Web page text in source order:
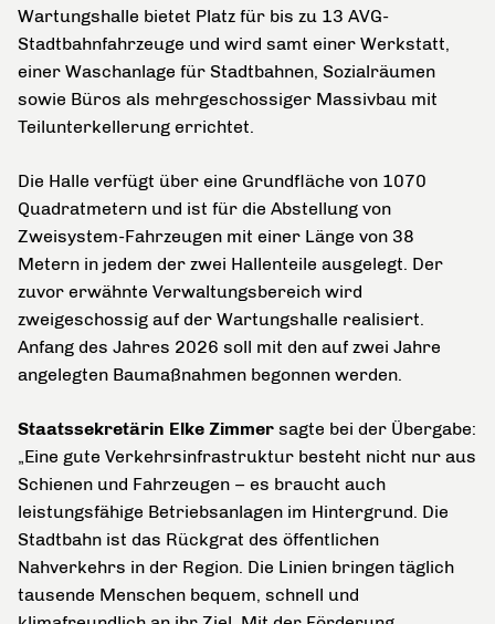
Wartungshalle bietet Platz für bis zu 13 AVG-
Stadtbahnfahrzeuge und wird samt einer Werkstatt,
einer Waschanlage für Stadtbahnen, Sozialräumen
sowie Büros als mehrgeschossiger Massivbau mit
Teilunterkellerung errichtet.
Die Halle verfügt über eine Grundfläche von 1070
Quadratmetern und ist für die Abstellung von
Zweisystem-Fahrzeugen mit einer Länge von 38
Metern in jedem der zwei Hallenteile ausgelegt. Der
zuvor erwähnte Verwaltungsbereich wird
zweigeschossig auf der Wartungshalle realisiert.
Anfang des Jahres 2026 soll mit den auf zwei Jahre
angelegten Baumaßnahmen begonnen werden.
Staatssekretärin Elke Zimmer sagte bei der Übergabe:
„Eine gute Verkehrsinfrastruktur besteht nicht nur aus
Schienen und Fahrzeugen – es braucht auch
leistungsfähige Betriebsanlagen im Hintergrund. Die
Stadtbahn ist das Rückgrat des öffentlichen
Nahverkehrs in der Region. Die Linien bringen täglich
tausende Menschen bequem, schnell und